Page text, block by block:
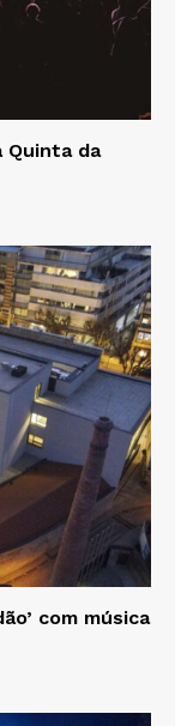
Quinta da
com música